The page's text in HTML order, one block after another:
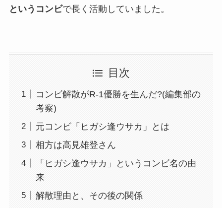
というコンビで長く活動していました。
目次
コンビ解散がR-1優勝を生んだ?(編集部の
考察)
元コンビ「ヒガシ逢ウサカ」とは
相方は高見雄登さん
「ヒガシ逢ウサカ」というコンビ名の由
来
解散理由と、その後の関係